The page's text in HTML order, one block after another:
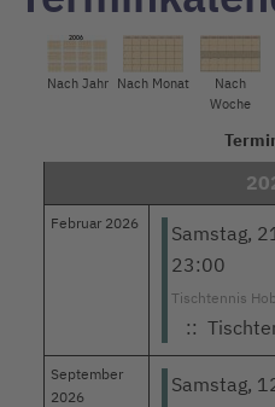
Nach Jahr Nach Monat
Nach
Woche
Februar 2026
Samstag,
23:00
Tischtennis
::
September
2026
Samstag,